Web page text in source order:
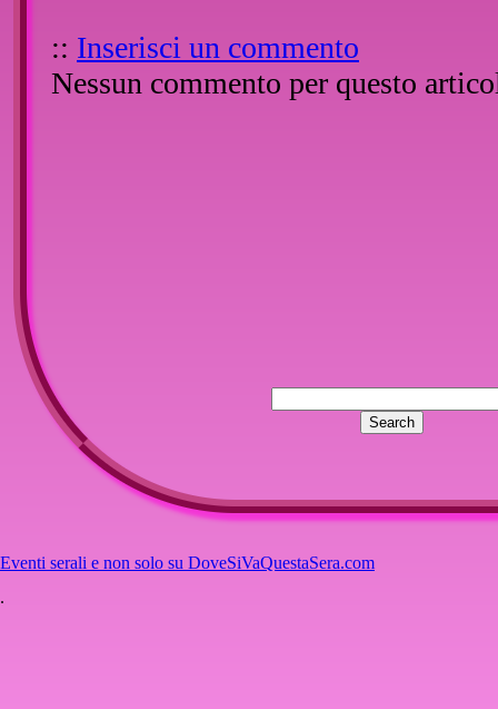
:: Inserisci un commento
Nessun commento per questo
Eventi serali e non solo su DoveSiVaQuestaSera.com
.